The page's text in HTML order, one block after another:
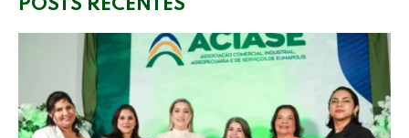
POSTS RECENTES